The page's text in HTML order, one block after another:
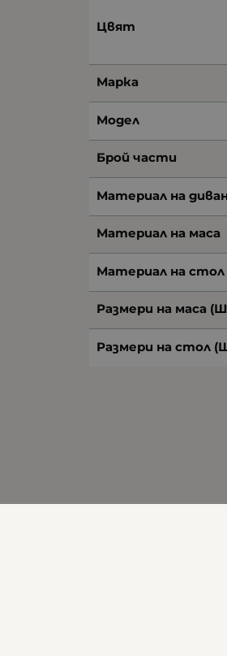
Цвят
Марка
Модел
Брой части
Материал на
Материал на маса
Материал на стол
Размери на маса
Размери на стол